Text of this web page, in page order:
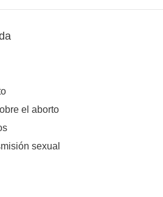
el aborto
sexual